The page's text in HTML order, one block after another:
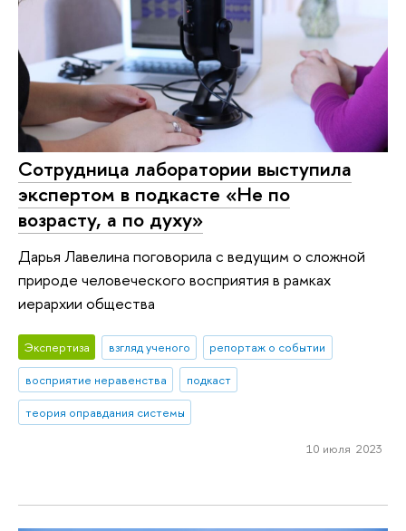
Сотрудница лаборатории выступила
экспертом в подкасте «Не по
возрасту, а по духу»
Дарья Лавелина поговорила с ведущим о сложной
природе человеческого восприятия в рамках
иерархии общества
Экспертиза взгляд ученого
репортаж о событии
восприятие неравенства
подкаст
теория оправдания системы
10 июля 2023